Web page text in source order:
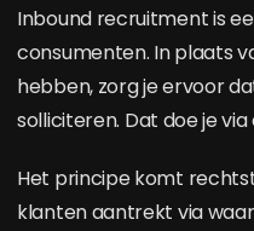
Inbound recruitment is
consumenten. In plaats
hebben, zorg je ervoor
solliciteren. Dat doe je
Het principe komt
klanten aantrekt via